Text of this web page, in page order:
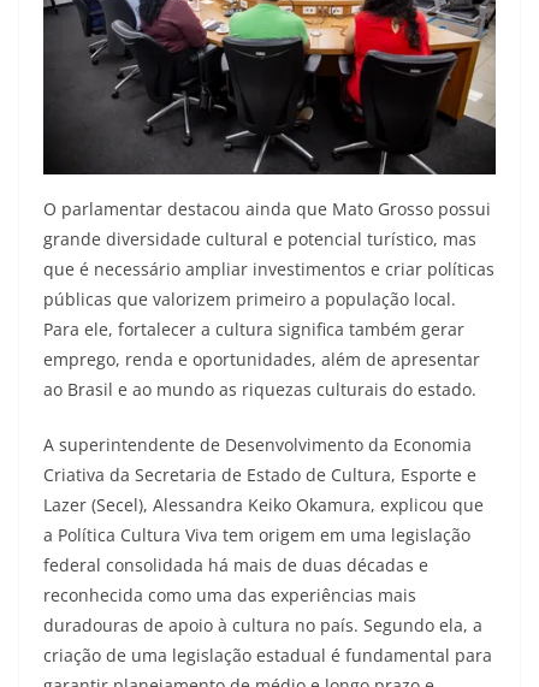
O parlamentar destacou ainda que Mato Grosso possui
grande diversidade cultural e potencial turístico, mas
que é necessário ampliar investimentos e criar políticas
públicas que valorizem primeiro a população local.
Para ele, fortalecer a cultura significa também gerar
emprego, renda e oportunidades, além de apresentar
ao Brasil e ao mundo as riquezas culturais do estado.
A superintendente de Desenvolvimento da Economia
Criativa da Secretaria de Estado de Cultura, Esporte e
Lazer (Secel), Alessandra Keiko Okamura, explicou que
a Política Cultura Viva tem origem em uma legislação
federal consolidada há mais de duas décadas e
reconhecida como uma das experiências mais
duradouras de apoio à cultura no país. Segundo ela, a
criação de uma legislação estadual é fundamental para